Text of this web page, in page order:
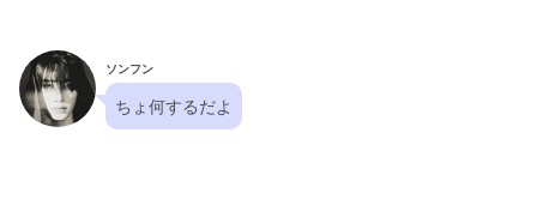
ソンフン
ちょ何するだよ